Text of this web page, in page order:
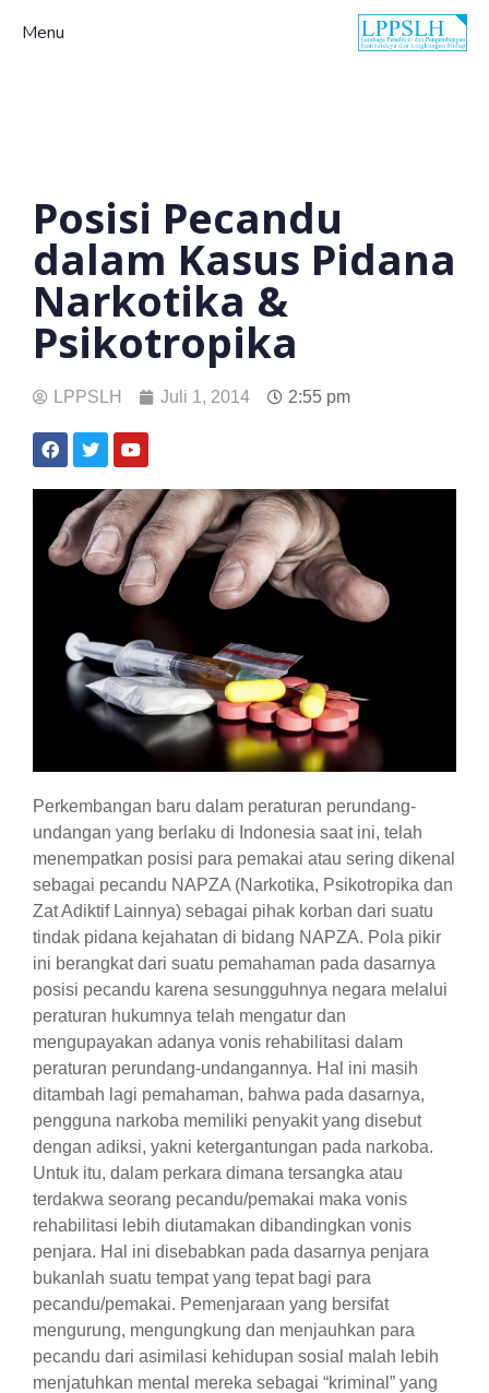
Menu
Posisi Pecandu
dalam Kasus Pidana
Narkotika &
Psikotropika
LPPSLH Juli 1, 2014 2:55 pm
Perkembangan baru dalam peraturan perundang-
undangan yang berlaku di Indonesia saat ini, telah
menempatkan posisi para pemakai atau sering dikenal
sebagai pecandu NAPZA (Narkotika, Psikotropika dan
Zat Adiktif Lainnya) sebagai pihak korban dari suatu
tindak pidana kejahatan di bidang NAPZA. Pola pikir
ini berangkat dari suatu pemahaman pada dasarnya
posisi pecandu karena sesungguhnya negara melalui
peraturan hukumnya telah mengatur dan
mengupayakan adanya vonis rehabilitasi dalam
peraturan perundang-undangannya. Hal ini masih
ditambah lagi pemahaman, bahwa pada dasarnya,
pengguna narkoba memiliki penyakit yang disebut
dengan adiksi, yakni ketergantungan pada narkoba.
Untuk itu, dalam perkara dimana tersangka atau
terdakwa seorang pecandu/pemakai maka vonis
rehabilitasi lebih diutamakan dibandingkan vonis
penjara. Hal ini disebabkan pada dasarnya penjara
bukanlah suatu tempat yang tepat bagi para
pecandu/pemakai. Pemenjaraan yang bersifat
mengurung, mengungkung dan menjauhkan para
pecandu dari asimilasi kehidupan sosial malah lebih
menjatuhkan mental mereka sebagai “kriminal” yang